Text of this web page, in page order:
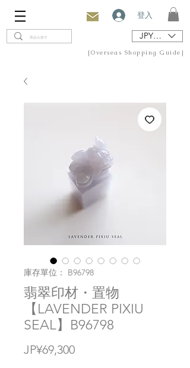
登入
JPY (¥)
[Overseas Shopping Guide]
庫存單位： B96798
翡翠印材・置物
【LAVENDER PIXIU
SEAL】B96798
JP¥69,300價